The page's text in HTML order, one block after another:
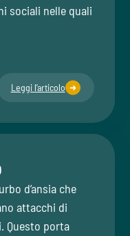
sociali nelle quali
Leggi l’articolo
d’ansia che
attacchi di
Questo porta